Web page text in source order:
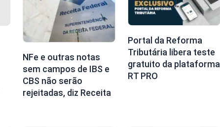
NFe e outras notas
sem campos de IBS e
CBS não serão
rejeitadas, diz Receita
Portal da Reforma
Tributária libera teste
gratuito da plataforma
RT PRO